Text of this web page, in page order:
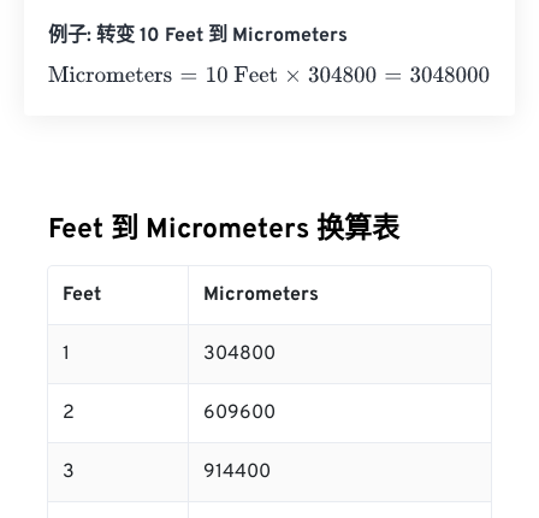
例子: 转变 10 Feet 到 Micrometers
Micrometers=10 Feet ×304800=3048000 Micrometers
Feet 到 Micrometers 换算表
Feet Micrometers
1 304800
2 609600
3 914400